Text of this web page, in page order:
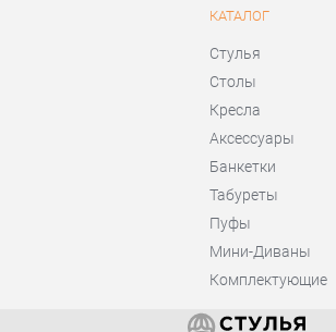
КАТАЛОГ
Стулья
Столы
Кресла
Аксессуары
Банкетки
Табуреты
Пуфы
Мини-Диваны
Комплектующие